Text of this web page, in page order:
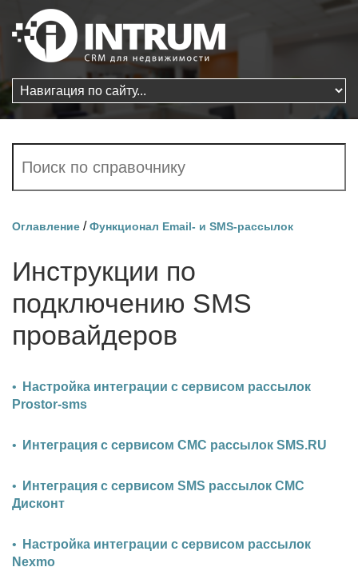
Оглавление /Функционал Email- и SMS-рассылок
Инструкции по
подключению SMS
провайдеров
Настройка интеграции с сервисом рассылок
Prostor-sms
Интеграция с сервисом СМС рассылок SMS.RU
Интеграция с сервисом SMS рассылок СМС
Дисконт
Настройка интеграции с сервисом рассылок
Nexmo